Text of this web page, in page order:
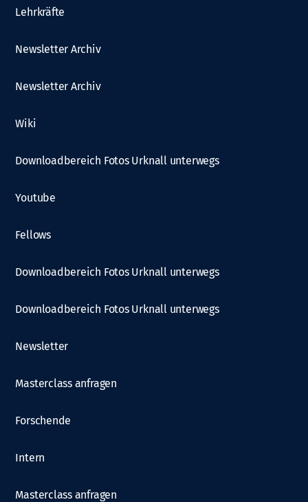
Lehrkräfte
Newsletter Archiv
Newsletter Archiv
Wiki
Downloadbereich Fotos Urknall unterwegs
Youtube
Fellows
Downloadbereich Fotos Urknall unterwegs
Downloadbereich Fotos Urknall unterwegs
Newsletter
Masterclass anfragen
Forschende
Intern
Masterclass anfragen